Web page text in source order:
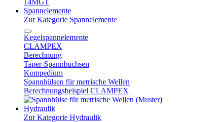
14MGT
Spannelemente
Zur Kategorie Spannelemente
Kegelspannelemente
CLAMPEX
Berechnung
Taper-Spannbuchsen
Kompedium
Spannhülsen für metrische Wellen
Berechnungsbeispiel CLAMPEX
Hydraulik
Zur Kategorie Hydraulik